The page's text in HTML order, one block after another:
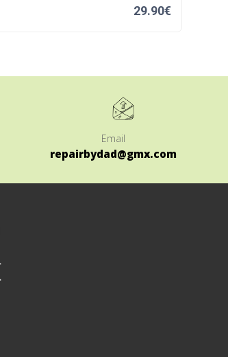
29.90€
Email
repairbydad@gmx.com